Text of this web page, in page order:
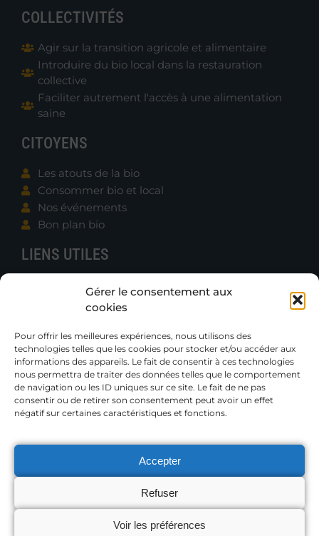
Gérer le consentement aux
cookies
Pour offrir les meilleures expériences, nous utilisons des
technologies telles que les cookies pour stocker et/ou accéder aux
informations des appareils. Le fait de consentir à ces technologies
nous permettra de traiter des données telles que le comportement
de navigation ou les ID uniques sur ce site. Le fait de ne pas
consentir ou de retirer son consentement peut avoir un effet
négatif sur certaines caractéristiques et fonctions.
Accepter
Refuser
Voir les préférences
COLLECTIVITÉS
Agir sur la transition agricole et alimentaire
Introduire du bio local dans la restauration
collective
Faciliter autrement l'accès à une alimentation
saine
CITOYENS
Les atouts de la bio
Consommer bio et local
Nos événements
Bon plan bio
LIENS UTILES
Gazettes et Rapports
Publications techniques
Petites annonces
Adhérer
MENTIONS LÉGALES